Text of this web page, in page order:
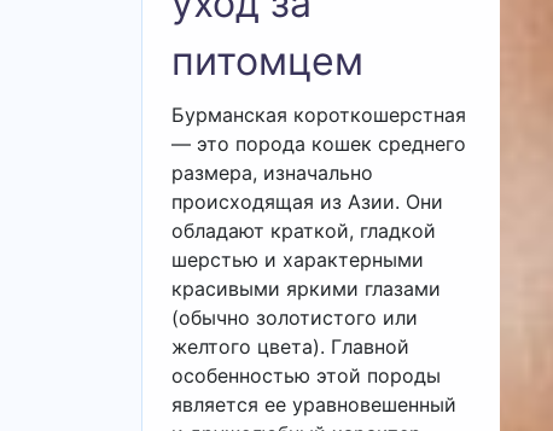
питомцем
Бурманская короткошерстная
— это порода кошек среднего
размера, изначально
происходящая из Азии. Они
обладают краткой, гладкой
шерстью и характерными
красивыми яркими глазами
(обычно золотистого или
желтого цвета). Главной
особенностью этой породы
является ее уравновешенный